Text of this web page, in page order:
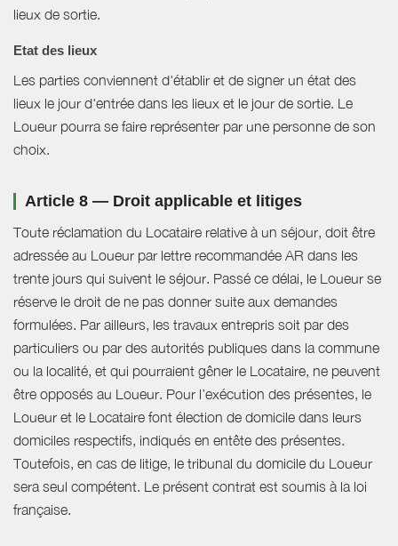
lieux de sortie.
Etat des lieux
Les parties conviennent d'établir et de signer un état des
lieux le jour d'entrée dans les lieux et le jour de sortie. Le
Loueur pourra se faire représenter par une personne de son
choix.
Article 8 — Droit applicable et litiges
Toute réclamation du Locataire relative à un séjour, doit être
adressée au Loueur par lettre recommandée AR dans les
trente jours qui suivent le séjour. Passé ce délai, le Loueur se
réserve le droit de ne pas donner suite aux demandes
formulées. Par ailleurs, les travaux entrepris soit par des
particuliers ou par des autorités publiques dans la commune
ou la localité, et qui pourraient gêner le Locataire, ne peuvent
être opposés au Loueur. Pour l’exécution des présentes, le
Loueur et le Locataire font élection de domicile dans leurs
domiciles respectifs, indiqués en entête des présentes.
Toutefois, en cas de litige, le tribunal du domicile du Loueur
sera seul compétent. Le présent contrat est soumis à la loi
française.